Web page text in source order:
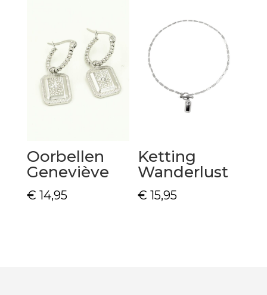
Oorbellen
Geneviève
€ 14,95
Ketting
Wanderlust
€ 15,95